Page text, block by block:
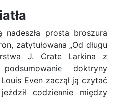
prosta broszura
zatytułowana „Od długu
J. Crate Larkina z
doktryny
Even zaczął ją czytać
codziennie między